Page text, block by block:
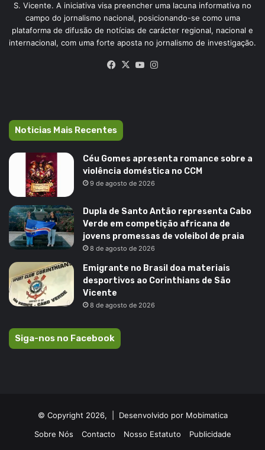
S. Vicente. A iniciativa visa preencher uma lacuna informativa no
campo do jornalismo nacional, posicionando-se como uma
plataforma de difusão de notícias de carácter regional, nacional e
internacional, com uma forte aposta no jornalismo de investigação.
Facebook
X YouTube
Noticias Mais Recentes
Céu Gomes apresenta romance sobre a
violência doméstica no CCM
9 de agosto de 2026
Dupla de Santo Antão representa Cabo
Verde em competição africana de
jovens promessas de voleibol de praia
8 de agosto de 2026
Emigrante no Brasil doa materiais
desportivos ao Corinthians de São
Vicente
8 de agosto de 2026
Siga-nos no Facebook
© Copyright 2026, | Desenvolvido por Mobimatica
Sobre Nós
Contacto Nosso Estatuto
Publicidade